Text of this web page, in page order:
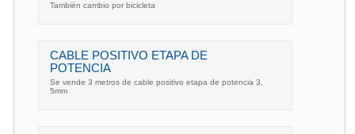
También cambio por bicicleta
CABLE POSITIVO ETAPA DE
POTENCIA
Se vende 3 metros de cable positivo etapa de potencia 3,
5mm